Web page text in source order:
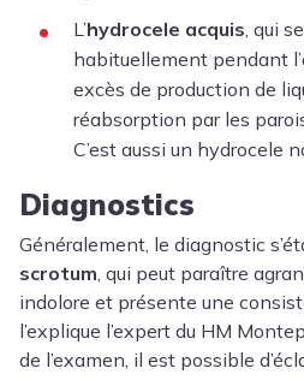
L’hydrocele acquis, qui
habituellement pendant
excès de production de
réabsorption par les
C’est aussi un hydrocele
Diagnostics
Généralement, le diagnostic
scrotum, qui peut paraître
indolore et présente une
l’explique l’expert du HM
de l’examen, il est possible